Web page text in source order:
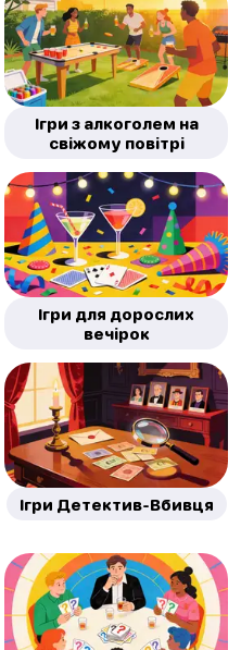
Ігри з алкоголем на
свіжому повітрі
Ігри для дорослих
вечірок
Ігри Детектив-Вбивця